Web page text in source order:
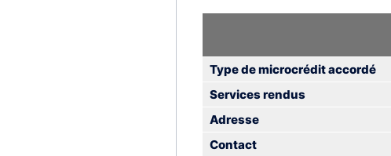
Type de microcrédit accordé
Services rendus
Adresse
Contact